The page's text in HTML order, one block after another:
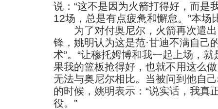
说：“这不是因为火箭打得好，而是
12场，总是有点疲惫和懈怠。”本场
为了对付奥尼尔，火箭再次遣出
锋，姚明认为这是范·甘迪不满自己
术”。“让穆托姆博和我一起上场，
果我的篮板抢得好，也就不用这么
无法与奥尼尔相比。当被问到他自
的时候，姚明表示：“说实话，我真
役。”